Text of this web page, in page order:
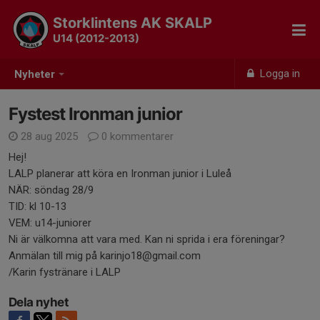
Nyheter Logga in
Storklintens AK SKALP
U14 (2012-2013)
Fystest Ironman junior
28 aug 2025
0 kommentarer
Hej!
LALP planerar att köra en Ironman junior i Luleå
NÄR: söndag 28/9
TID: kl 10-13
VEM: u14-juniorer
Ni är välkomna att vara med. Kan ni sprida i era föreningar?
Anmälan till mig på karinjo18@gmail.com
/Karin fystränare i LALP
Dela nyhet